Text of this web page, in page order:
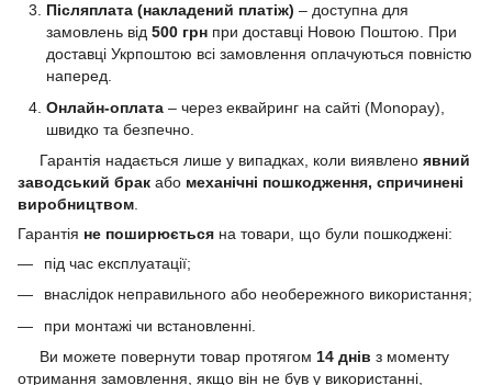
Післяплата (накладений платіж) – доступна для
замовлень від 500 грн при доставці Новою Поштою. При
доставці Укрпоштою всі замовлення оплачуються повністю
наперед.
Онлайн-оплата – через еквайринг на сайті (Monopay),
швидко та безпечно.
Гарантія надається лише у випадках, коли виявлено явний
заводський брак або механічні пошкодження, спричинені
виробництвом
Гарантія не поширюється на товари, що були пошкоджені:
під час експлуатації;
внаслідок неправильного або необережного використання;
при монтажі чи встановленні.
Ви можете повернути товар протягом 14 днів з моменту
отримання замовлення, якщо він не був у використанні,